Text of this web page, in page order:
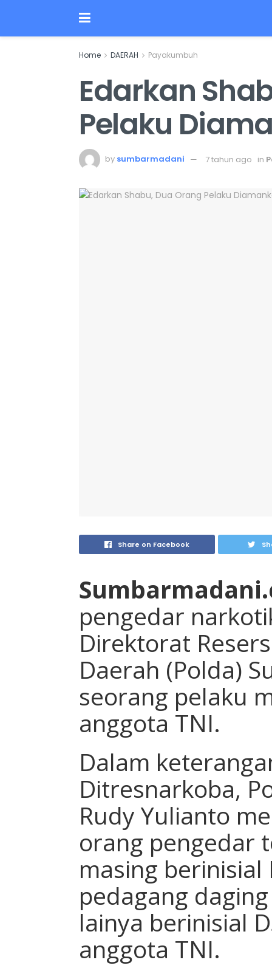
Home DAERAH Payakumbuh
Edarkan
Pelaku
by sumbarmadani 7 tahun ago in
Share on Facebook
pengedar
Direktorat
Daerah (Polda)
seorang pelaku
anggota TNI.
Dalam
Ditresnarkoba,
Rudy Yulianto
orang pengedar
masing
pedagang
lainya berinisial
anggota TNI.